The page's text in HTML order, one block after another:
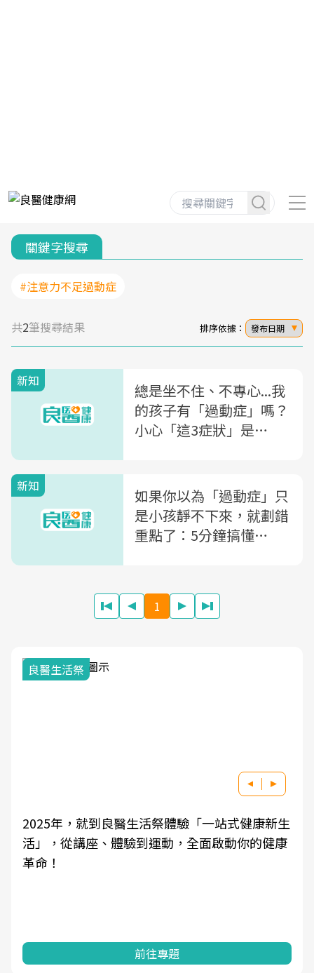
關鍵字搜尋
#注意力不足過動症
共2筆搜尋結果 排序依據： 發布日期
新知
總是坐不住、不專心...我
的孩子有「過動症」嗎？
小心「這3症狀」是
新知
如果你以為「過動症」只
是小孩靜不下來，就劃錯
重點了：5分鐘搞懂
1
良醫生活祭
2025年，就到良醫生活祭體驗「一站式健康新生
活」，從講座、體驗到運動，全面啟動你的健康
革命！
前往專題